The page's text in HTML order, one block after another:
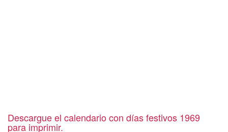
Descargue el calendario con días festivos 1969
para imprimir.